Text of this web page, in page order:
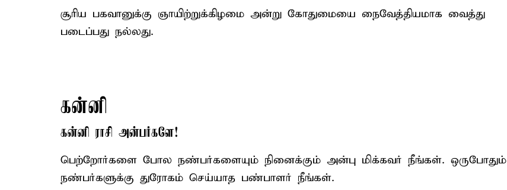
சூரிய பகவானுக்கு ஞாயிற்றுக்கிழமை அன்று கோதுமையை நைவேத்தியமாக வைத்து
படைப்பது நல்லது.
கன்னி
கன்னி ராசி அன்பர்களே!
பெற்றோர்களை போல நண்பர்களையும் நினைக்கும் அன்பு மிக்கவர் நீங்கள். ஒருபோதும்
நண்பர்களுக்கு துரோகம் செய்யாத பண்பாளர் நீங்கள்.